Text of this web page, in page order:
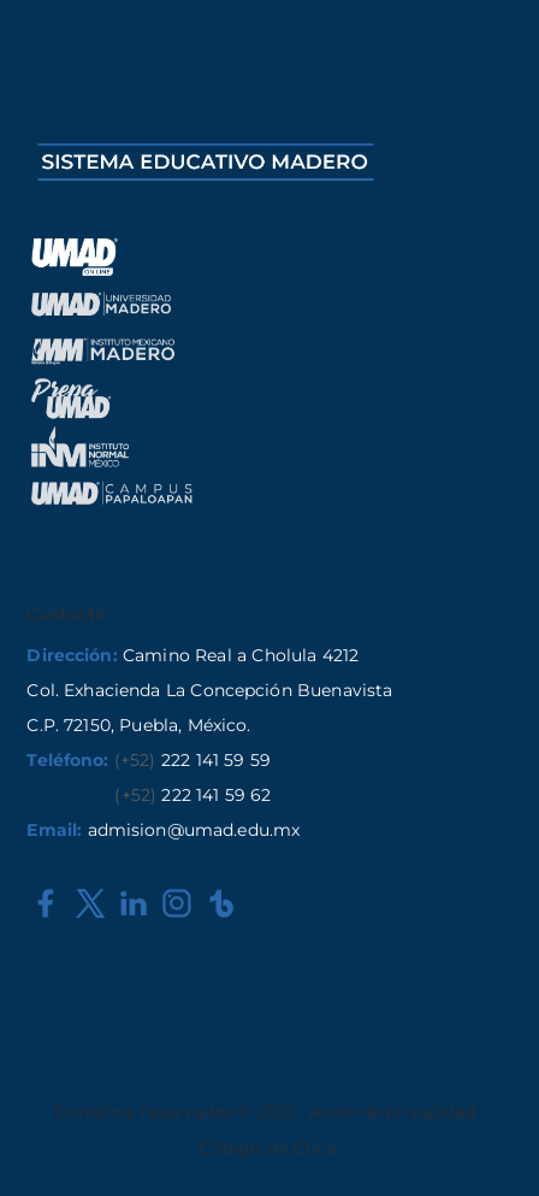
Contacto
Dirección: Camino Real a Cholula 4212
Col. Exhacienda La Concepción Buenavista
C.P. 72150, Puebla, México.
Teléfono: (+52) 222 141 59 59
(+52) 222 141 59 62
Email: admision@umad.edu.mx
Derechos reservados © 2022 Aviso de privacidad ,
Código de Ética .